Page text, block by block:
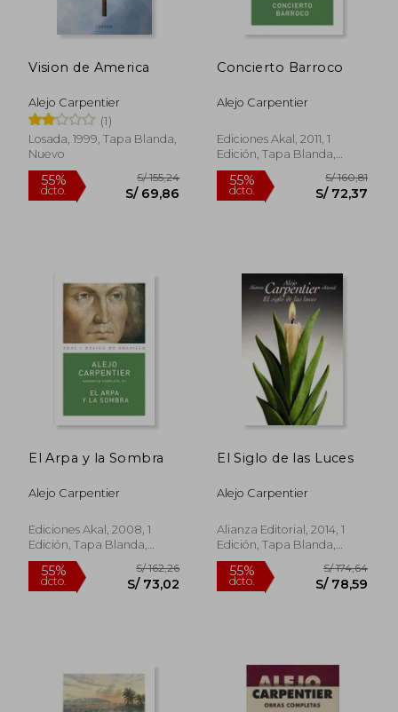
55%
dcto.
Vision de America
Alejo Carpentier
(1)
Losada, 1999, Tapa Blanda,
Nuevo
Concierto Barroco
Alejo Carpentier
Ediciones Akal, 2011, 1
Edición, Tapa Blanda,
Nuevo
El Arpa y la Sombra
Alejo Carpentier
Ediciones Akal, 2008, 1
Edición, Tapa Blanda,
Nuevo
El Siglo de las Luces
Alejo Carpentier
Alianza Editorial, 2014, 1
Edición, Tapa Blanda,
Nuevo